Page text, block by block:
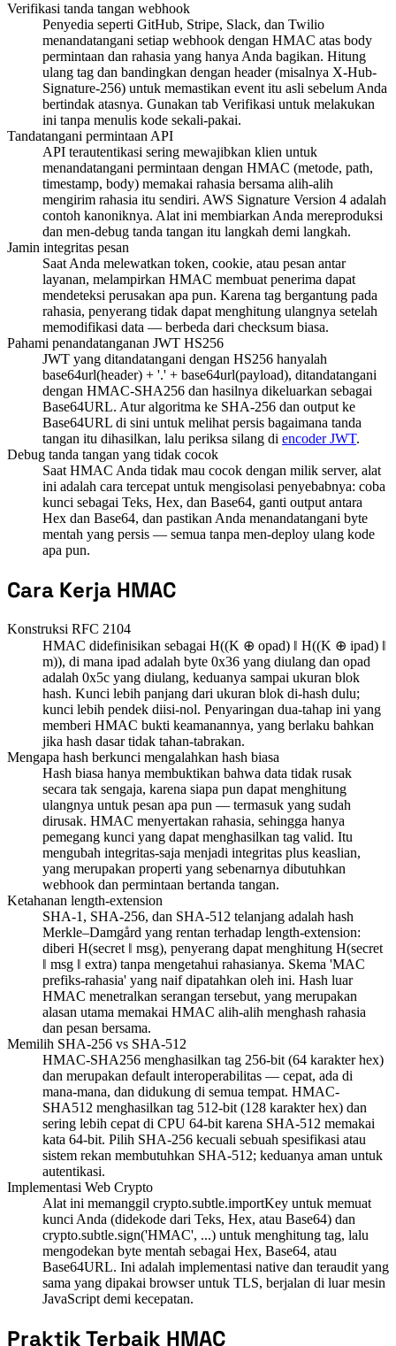
Verifikasi tanda tangan webhook
Penyedia seperti GitHub, Stripe, Slack, dan Twilio
menandatangani setiap webhook dengan HMAC atas body
permintaan dan rahasia yang hanya Anda bagikan. Hitung
ulang tag dan bandingkan dengan header (misalnya X-Hub-
Signature-256) untuk memastikan event itu asli sebelum Anda
bertindak atasnya. Gunakan tab Verifikasi untuk melakukan
ini tanpa menulis kode sekali-pakai.
Tandatangani permintaan API
API terautentikasi sering mewajibkan klien untuk
menandatangani permintaan dengan HMAC (metode, path,
timestamp, body) memakai rahasia bersama alih-alih
mengirim rahasia itu sendiri. AWS Signature Version 4 adalah
contoh kanoniknya. Alat ini membiarkan Anda mereproduksi
dan men-debug tanda tangan itu langkah demi langkah.
Jamin integritas pesan
Saat Anda melewatkan token, cookie, atau pesan antar
layanan, melampirkan HMAC membuat penerima dapat
mendeteksi perusakan apa pun. Karena tag bergantung pada
rahasia, penyerang tidak dapat menghitung ulangnya setelah
memodifikasi data — berbeda dari checksum biasa.
Pahami penandatanganan JWT HS256
JWT yang ditandatangani dengan HS256 hanyalah
base64url(header) + '.' + base64url(payload), ditandatangani
dengan HMAC-SHA256 dan hasilnya dikeluarkan sebagai
Base64URL. Atur algoritma ke SHA-256 dan output ke
Base64URL di sini untuk melihat persis bagaimana tanda
tangan itu dihasilkan, lalu periksa silang di encoder JWT.
Debug tanda tangan yang tidak cocok
Saat HMAC Anda tidak mau cocok dengan milik server, alat
ini adalah cara tercepat untuk mengisolasi penyebabnya: coba
kunci sebagai Teks, Hex, dan Base64, ganti output antara
Hex dan Base64, dan pastikan Anda menandatangani byte
mentah yang persis — semua tanpa men-deploy ulang kode
apa pun.
Cara Kerja HMAC
Konstruksi RFC 2104
HMAC didefinisikan sebagai H((K ⊕ opad) ‖ H((K ⊕ ipad) ‖
m)), di mana ipad adalah byte 0x36 yang diulang dan opad
adalah 0x5c yang diulang, keduanya sampai ukuran blok
hash. Kunci lebih panjang dari ukuran blok di-hash dulu;
kunci lebih pendek diisi-nol. Penyaringan dua-tahap ini yang
memberi HMAC bukti keamanannya, yang berlaku bahkan
jika hash dasar tidak tahan-tabrakan.
Mengapa hash berkunci mengalahkan hash biasa
Hash biasa hanya membuktikan bahwa data tidak rusak
secara tak sengaja, karena siapa pun dapat menghitung
ulangnya untuk pesan apa pun — termasuk yang sudah
dirusak. HMAC menyertakan rahasia, sehingga hanya
pemegang kunci yang dapat menghasilkan tag valid. Itu
mengubah integritas-saja menjadi integritas plus keaslian,
yang merupakan properti yang sebenarnya dibutuhkan
webhook dan permintaan bertanda tangan.
Ketahanan length-extension
SHA-1, SHA-256, dan SHA-512 telanjang adalah hash
Merkle–Damgård yang rentan terhadap length-extension:
diberi H(secret ‖ msg), penyerang dapat menghitung H(secret
‖ msg ‖ extra) tanpa mengetahui rahasianya. Skema 'MAC
prefiks-rahasia' yang naif dipatahkan oleh ini. Hash luar
HMAC menetralkan serangan tersebut, yang merupakan
alasan utama memakai HMAC alih-alih menghash rahasia
dan pesan bersama.
Memilih SHA-256 vs SHA-512
HMAC-SHA256 menghasilkan tag 256-bit (64 karakter hex)
dan merupakan default interoperabilitas — cepat, ada di
mana-mana, dan didukung di semua tempat. HMAC-
SHA512 menghasilkan tag 512-bit (128 karakter hex) dan
sering lebih cepat di CPU 64-bit karena SHA-512 memakai
kata 64-bit. Pilih SHA-256 kecuali sebuah spesifikasi atau
sistem rekan membutuhkan SHA-512; keduanya aman untuk
autentikasi.
Implementasi Web Crypto
Alat ini memanggil crypto.subtle.importKey untuk memuat
kunci Anda (didekode dari Teks, Hex, atau Base64) dan
crypto.subtle.sign('HMAC', ...) untuk menghitung tag, lalu
mengodekan byte mentah sebagai Hex, Base64, atau
Base64URL. Ini adalah implementasi native dan teraudit yang
sama yang dipakai browser untuk TLS, berjalan di luar mesin
JavaScript demi kecepatan.
Praktik Terbaik HMAC